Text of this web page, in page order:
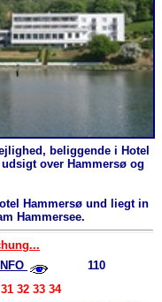
beliggende i Hotel
over Hammersø og
Hammersø und liegt in
Hammersee.
110
32 33 34